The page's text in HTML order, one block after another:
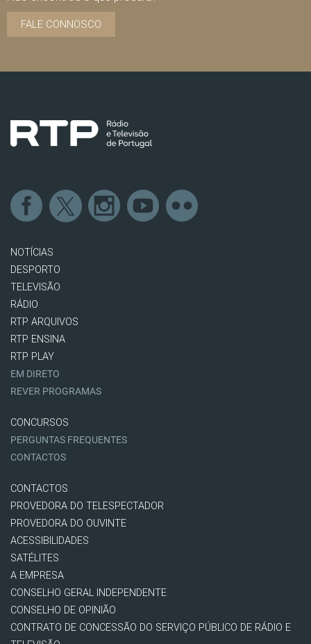
FALE CONNOSCO
NOTÍCIAS
DESPORTO
TELEVISÃO
RÁDIO
RTP ARQUIVOS
RTP ENSINA
RTP PLAY
EM DIRETO
REVER PROGRAMAS
CONCURSOS
PERGUNTAS FREQUENTES
CONTACTOS
CONTACTOS
PROVEDORA DO TELESPECTADOR
PROVEDORA DO OUVINTE
ACESSIBILIDADES
SATÉLITES
A EMPRESA
CONSELHO GERAL INDEPENDENTE
CONSELHO DE OPINIÃO
CONTRATO DE CONCESSÃO DO SERVIÇO PÚBLICO DE RÁDIO E